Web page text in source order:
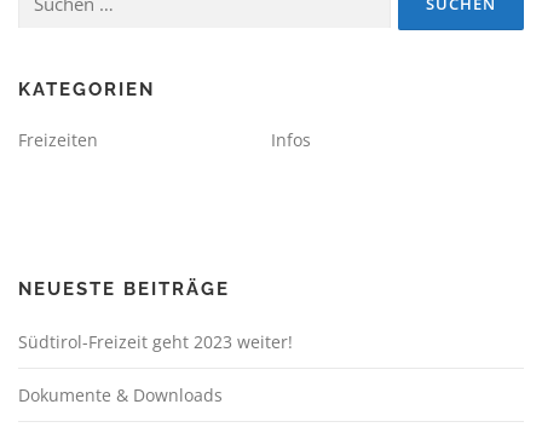
nach:
KATEGORIEN
Freizeiten Infos
NEUESTE BEITRÄGE
Südtirol-Freizeit geht 2023 weiter!
Dokumente & Downloads